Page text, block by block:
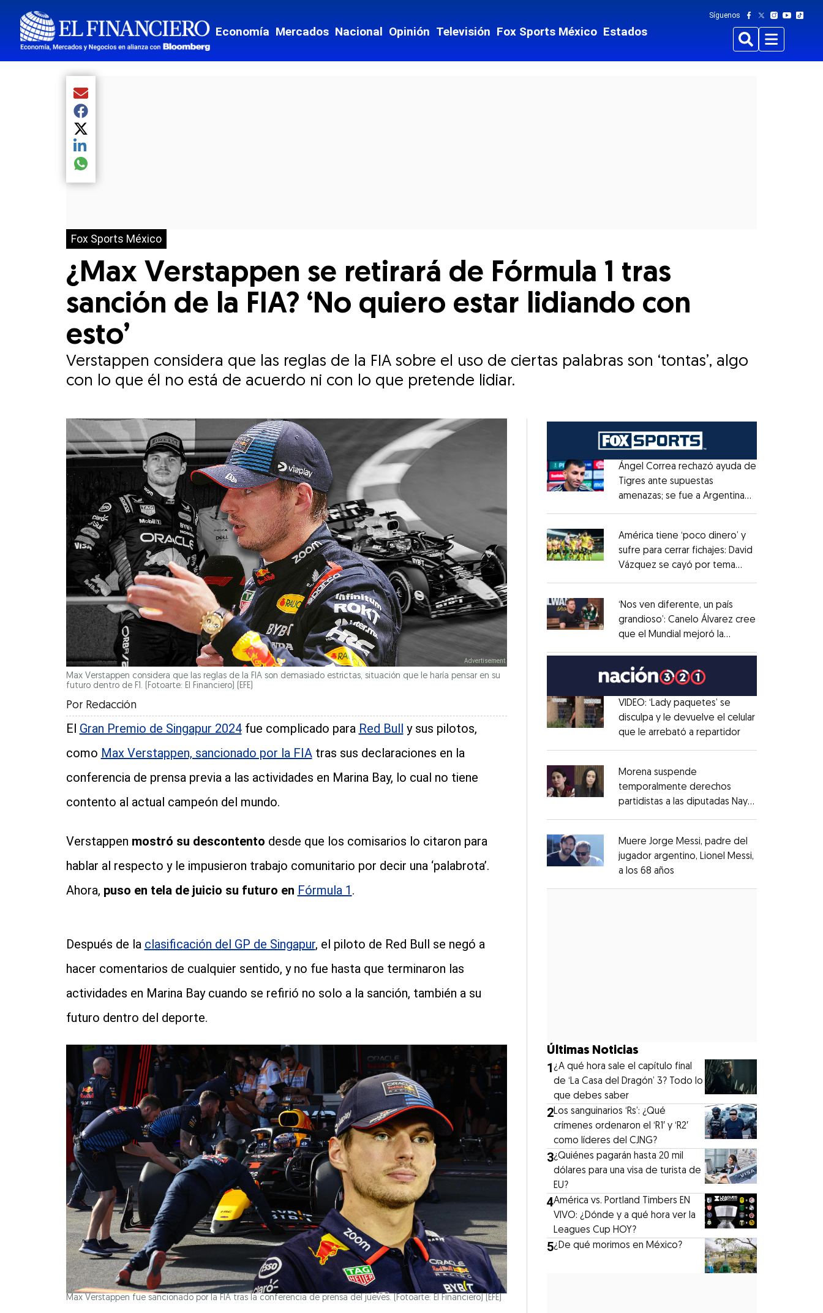
Economía Mercados Nacional Opinión Televisión Fox Sports México Estados
Síguenos
BuscarMenu
Fox Sports México
¿Max Verstappen se retirará de Fórmula 1 tras
sanción de la FIA? ‘No quiero estar lidiando con
esto’
Verstappen considera que las reglas de la FIA sobre el uso de ciertas palabras son ‘tontas’, algo
con lo que él no está de acuerdo ni con lo que pretende lidiar.
Compartir el artículo actual mediante Email
Compartir el artículo actual mediante Facebook
Compartir el artículo actual mediante Twitter
Compartir el artículo actual mediante LinkedIn
Compartir el artículo actual mediante global.social-whatsapp
Max Verstappen considera que las reglas de la FIA son demasiado estrictas, situación que le haría pensar en su
futuro dentro de F1. (Fotoarte: El Financiero) (EFE)
Por Redacción
El Gran Premio de Singapur 2024fue complicado para Red Bull y sus pilotos,
como Max Verstappen, sancionado por la FIAtras sus declaraciones en la
conferencia de prensa previa a las actividades en Marina Bay, lo cual no tiene
contento al actual campeón del mundo.
Verstappen mostró su descontento desde que los comisarios lo citaron para
hablar al respecto y le impusieron trabajo comunitario por decir una ‘palabrota’.
Ahora, puso en tela de juicio su futuro en Fórmula 1 .
Después de la clasificación del GP de Singapur, el piloto de Red Bull se negó a
hacer comentarios de cualquier sentido, y no fue hasta que terminaron las
actividades en Marina Bay cuando se refirió no solo a la sanción, también a su
futuro dentro del deporte.
Max Verstappen fue sancionado por la FIA tras la conferencia de prensa del jueves. (Fotoarte: El Financiero) (EFE)
Opens in new window
Ángel Correa rechazó ayuda de
Tigres ante supuestas
amenazas; se fue a Argentina
Opens in new window
América tiene ‘poco dinero’ y
sufre para cerrar fichajes: David
Vázquez se cayó por tema
Opens in new window
‘Nos ven diferente, un país
grandioso’: Canelo Álvarez cree
que el Mundial mejoró la
Opens in new window
VIDEO: ‘Lady paquetes’ se
disculpa y le devuelve el celular
que le arrebató a repartidorOpens in new
Opens in new window
Morena suspende
temporalmente derechos
partidistas a las diputadas Nay
Opens in new window
Muere Jorge Messi, padre del
jugador argentino, Lionel Messi,
a los 68 años
Últimas Noticias
1¿A qué hora sale el capítulo final
de ‘La Casa del Dragón’ 3? Todo lo
que debes saber
2Los sanguinarios ‘Rs’: ¿Qué
crímenes ordenaron el ‘R1′ y ‘R2′
como líderes del CJNG?
3¿Quiénes pagarán hasta 20 mil
dólares para una visa de turista de
EU?
4América vs. Portland Timbers EN
VIVO: ¿Dónde y a qué hora ver la
Leagues Cup HOY?
5¿De qué morimos en México?